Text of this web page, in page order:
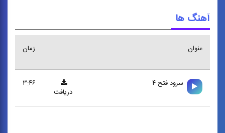
آهنگ ها
عنوان زمان
سرود فتح ۴
۳:۴۶
دریافت